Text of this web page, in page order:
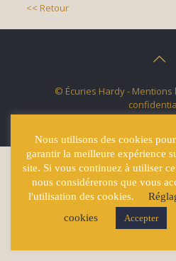
<< Retour
© Écuries Hardy - Mentions
Site développé par
Nous utilisons des cookies
garantir la meilleure expérience
site. Si vous continuez à utiliser
nous considérerons que vous
l'utilisation des cookies.
cookies
Accepter